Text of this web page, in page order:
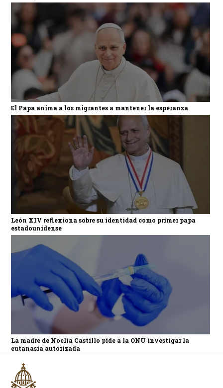
El Papa anima a los migrantes a mantener la esperanza
León XIV reflexiona sobre su identidad como primer papa
estadounidense
La madre de Noelia Castillo pide a la ONU investigar la
eutanasia autorizada